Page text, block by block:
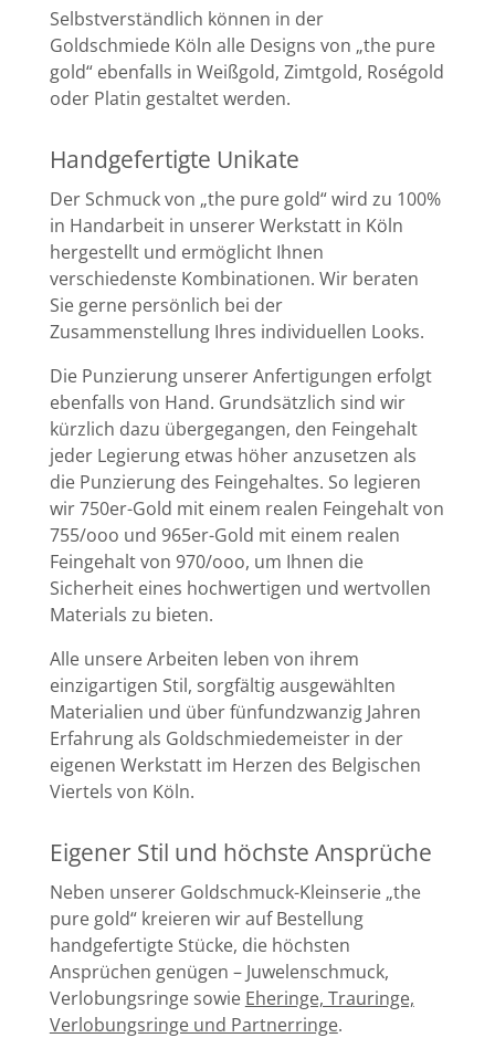
Selbstverständlich können in der
Goldschmiede Köln alle Designs von „the pure
gold“ ebenfalls in Weißgold, Zimtgold, Roségold
oder Platin gestaltet werden.
Handgefertigte Unikate
Der Schmuck von „the pure gold“ wird zu 100%
in Handarbeit in unserer Werkstatt in Köln
hergestellt und ermöglicht Ihnen
verschiedenste Kombinationen. Wir beraten
Sie gerne persönlich bei der
Zusammenstellung Ihres individuellen Looks.
Die Punzierung unserer Anfertigungen erfolgt
ebenfalls von Hand. Grundsätzlich sind wir
kürzlich dazu übergegangen, den Feingehalt
jeder Legierung etwas höher anzusetzen als
die Punzierung des Feingehaltes. So legieren
wir 750er-Gold mit einem realen Feingehalt von
755/ooo und 965er-Gold mit einem realen
Feingehalt von 970/ooo, um Ihnen die
Sicherheit eines hochwertigen und wertvollen
Materials zu bieten.
Alle unsere Arbeiten leben von ihrem
einzigartigen Stil, sorgfältig ausgewählten
Materialien und über fünfundzwanzig Jahren
Erfahrung als Goldschmiedemeister in der
eigenen Werkstatt im Herzen des Belgischen
Viertels von Köln.
Eigener Stil und höchste Ansprüche
Neben unserer Goldschmuck-Kleinserie „the
pure gold“ kreieren wir auf Bestellung
handgefertigte Stücke, die höchsten
Ansprüchen genügen – Juwelenschmuck,
Verlobungsringe sowie Eheringe, Trauringe,
Verlobungsringe und Partnerringe.